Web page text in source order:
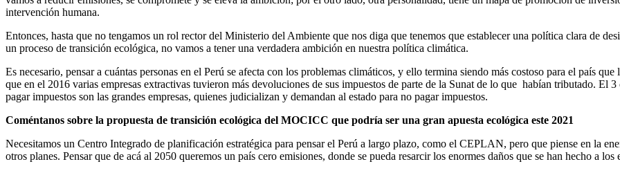
intervención humana.
Entonces, hasta que no tengamos un rol rector del Ministerio del Ambiente que nos diga que tenemos que establecer una política clara de
un proceso de transición ecológica, no vamos a tener una verdadera ambición en nuestra política climática.
Es necesario, pensar a cuántas personas en el Perú se afecta con los problemas climáticos, y ello termina siendo más costoso para el país
que en el 2016 varias empresas extractivas tuvieron más devoluciones de sus impuestos de parte de la Sunat de lo que habían tributado. El
pagar impuestos son las grandes empresas, quienes judicializan y demandan al estado para no pagar impuestos.
Coméntanos sobre la propuesta de transición ecológica del MOCICC que podría ser una gran apuesta ecológica este 2021
Necesitamos un Centro Integrado de planificación estratégica para pensar el Perú a largo plazo, como el CEPLAN, pero que piense en la
otros planes. Pensar que de acá al 2050 queremos un país cero emisiones, donde se pueda resarcir los enormes daños que se han hecho a